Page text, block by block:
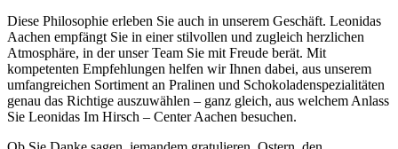
Diese Philosophie erleben Sie auch in unserem Geschäft. Leonidas
Aachen empfängt Sie in einer stilvollen und zugleich herzlichen
Atmosphäre, in der unser Team Sie mit Freude berät. Mit
kompetenten Empfehlungen helfen wir Ihnen dabei, aus unserem
umfangreichen Sortiment an Pralinen und Schokoladenspezialitäten
genau das Richtige auszuwählen – ganz gleich, aus welchem Anlass
Sie Leonidas Im Hirsch – Center Aachen besuchen.